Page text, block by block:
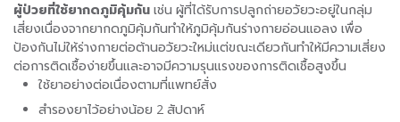
ผู้ป่วยที่ใช้ยากดภูมิคุ้มกัน เช่น ผู้ที่ได้รับการปลูกถ่ายอวัยวะอยู่ในกลุ่ม
เสี่ยงเนื่องจากยากดภูมิคุ้มกันทำให้ภูมิคุ้มกันร่างกายอ่อนแอลง เพื่อ
ป้องกันไม่ให้ร่างกายต่อต้านอวัยวะใหม่แต่ขณะเดียวกันทำให้มีความเสี่ยง
ต่อการติดเชื้อง่ายขึ้นและอาจมีความรุนแรงของการติดเชื้อสูงขึ้น
ใช้ยาอย่างต่อเนื่องตามที่แพทย์สั่ง
สำรองยาไว้อย่างน้อย 2 สัปดาห์